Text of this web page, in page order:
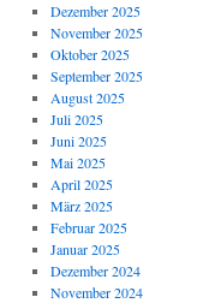
Dezember 2025
November 2025
Oktober 2025
September 2025
August 2025
Juli 2025
Juni 2025
Mai 2025
April 2025
März 2025
Februar 2025
Januar 2025
Dezember 2024
November 2024